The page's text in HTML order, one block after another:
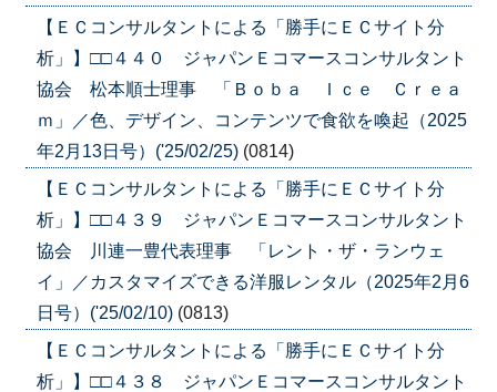
【ＥＣコンサルタントによる「勝手にＥＣサイト分
析」】□□４４０ ジャパンＥコマースコンサルタント
協会 松本順士理事 「Ｂｏｂａ Ｉｃｅ Ｃｒｅａ
ｍ」／色、デザイン、コンテンツで食欲を喚起（2025
年2月13日号）('25/02/25) (0814)
【ＥＣコンサルタントによる「勝手にＥＣサイト分
析」】□□４３９ ジャパンＥコマースコンサルタント
協会 川連一豊代表理事 「レント・ザ・ランウェ
イ」／カスタマイズできる洋服レンタル（2025年2月6
日号）('25/02/10) (0813)
【ＥＣコンサルタントによる「勝手にＥＣサイト分
析」】□□４３８ ジャパンＥコマースコンサルタント